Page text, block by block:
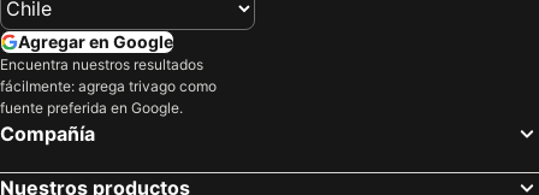
Eurostars Torre Sevilla
Porcel Torneo
Hotel Doña María
Colectia Hotel Santa Lucía
Pensión Catedral
Hotel Doña Lina
Agregar en Google
Encuentra nuestros resultados
fácilmente: agrega trivago como
fuente preferida en Google.
Compañía
Nuestros productos